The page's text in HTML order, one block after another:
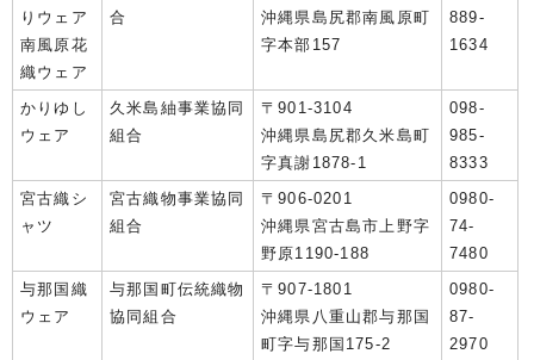
りウェア
南風原花
織ウェア
合
沖縄県島尻郡南風原町
字本部157
889-
1634
かりゆし
ウェア
久米島紬事業協同
組合
〒901-3104
沖縄県島尻郡久米島町
字真謝1878-1
098-
985-
8333
宮古織シ
ャツ
宮古織物事業協同
組合
〒906-0201
沖縄県宮古島市上野字
野原1190-188
0980-
74-
7480
与那国織
ウェア
与那国町伝統織物
協同組合
〒907-1801
沖縄県八重山郡与那国
町字与那国175-2
0980-
87-
2970